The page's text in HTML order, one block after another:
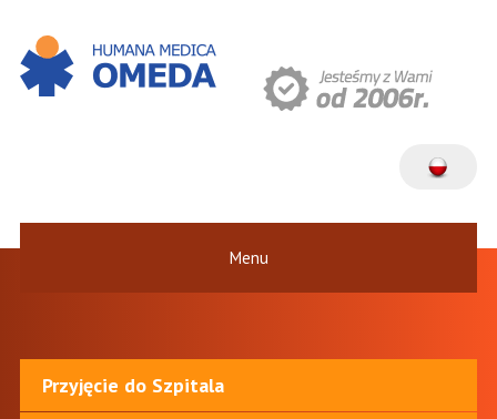
Menu
Przyjęcie do Szpitala